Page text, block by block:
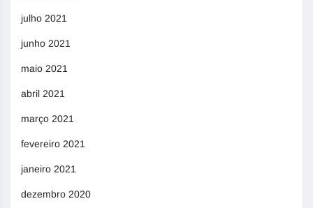
julho 2021
junho 2021
maio 2021
abril 2021
março 2021
fevereiro 2021
janeiro 2021
dezembro 2020